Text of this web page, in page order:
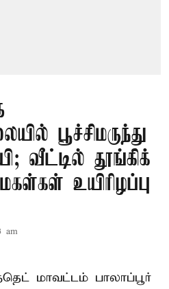
பூச்சிமருந்து
வீட்டில் தூங்கிக்
உயிரிழப்பு
am
மாவட்டம் பாலாப்பூர்